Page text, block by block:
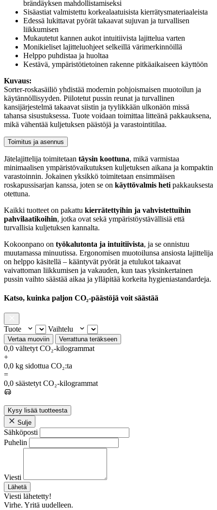
brändäyksen mahdollistamiseksi
Sisäastiat valmistettu korkealaatuisista kierrätysmateriaaleista
Edessä lukittavat pyörät takaavat sujuvan ja turvallisen
liikkumisen
Mukautetut kannen aukot intuitiivista lajittelua varten
Monikieliset lajitteluohjeet selkeillä värimerkinnöillä
Helppo puhdistaa ja huoltaa
Kestävä, ympäristötietoinen rakenne pitkäaikaiseen käyttöön
Kuvaus:
Sorter-roskasäiliö yhdistää modernin pohjoismaisen muotoilun ja
käytännöllisyyden. Piilotetut pussin reunat ja turvallinen
kansijärjestelmä takaavat siistin ja tyylikkään ulkonäön missä
tahansa sisustuksessa. Tuote voidaan toimittaa litteänä pakkauksena,
mikä vähentää kuljetuksen päästöjä ja varastointitilaa.
Toimitus ja asennus
Jätelajittelija toimitetaan täysin koottuna, mikä varmistaa
minimaalisen ympäristövaikutuksen kuljetuksen aikana ja kompaktin
varastoinnin. Jokainen yksikkö toimitetaan ensimmäisen
roskapussisarjan kanssa, joten se on käyttövalmis heti pakkauksesta
otettuna.
Kaikki tuotteet on pakattu kierrätettyihin ja vahvistettuihin
pahvilaatikoihin, jotka ovat sekä ympäristöystävällisiä että
turvallisia kuljetuksen kannalta.
Kokoonpano on työkalutonta ja intuitiivista, ja se onnistuu
muutamassa minuutissa. Ergonomisen muotoilunsa ansiosta lajittelija
on helppo käsitellä – kääntyvät pyörät ja etulukot takaavat
vaivattoman liikkumisen ja vakauden, kun taas yksinkertainen
pussin vaihto säästää aikaa ja ylläpitää korkeita hygieniastandardeja.
Katso, kuinka paljon CO₂-päästöjä voit säästää
Tuote Vaihtelu
Vertaa muoviin Verrattuna teräkseen
0,0 vältetyt CO₂-kilogrammat
+
0,0 kg sidottua CO₂:ta
=
0,0 säästetyt CO₂-kilogrammat
Kysy lisää tuotteesta
Sulje
Sähköposti
Puhelin
Viesti
Lähetä
Viesti lähetetty!
Virhe. Yritä uudelleen.